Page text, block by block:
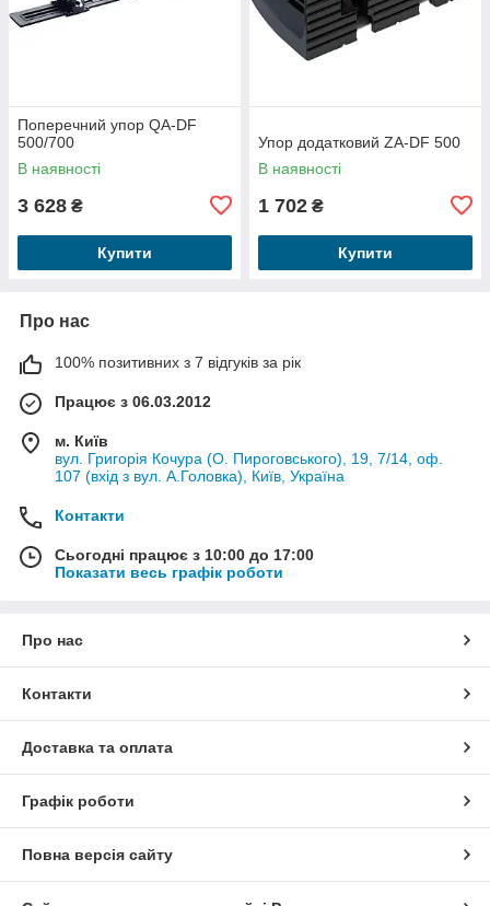
Поперечний упор QA-DF
500/700
В наявності
3 628 ₴
Купити
Упор додатковий ZA-DF 500
В наявності
1 702 ₴
Купити
Про нас
100% позитивних з 7 відгуків за рік
Працює з 06.03.2012
м. Київ
вул. Григорія Кочура (О. Пироговського), 19, 7/14, оф.
107 (вхід з вул. А.Головка), Київ, Україна
Контакти
Сьогодні працює з 10:00 до 17:00
Показати весь графік роботи
Про нас
Контакти
Доставка та оплата
Графік роботи
Повна версія сайту